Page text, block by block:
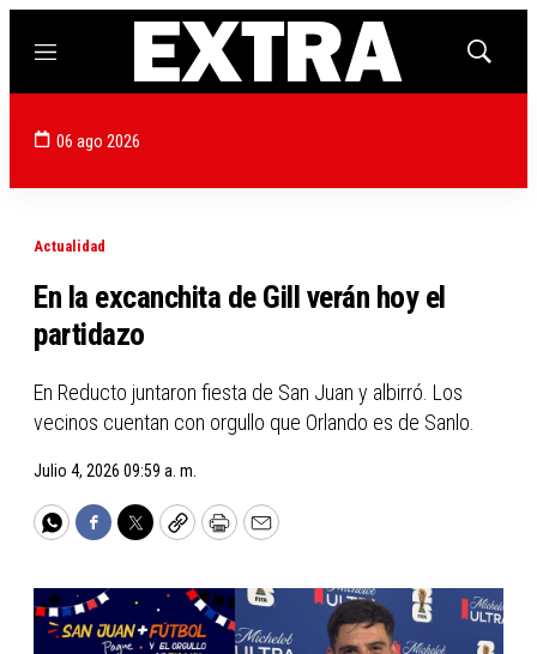
Menú
Mostrar
06 ago 2026
Actualidad
En la excanchita de Gill verán hoy el
partidazo
En Reducto juntaron fiesta de San Juan y albirró. Los
vecinos cuentan con orgullo que Orlando es de Sanlo.
Julio 4, 2026 09:59 a. m.
WhatsApp
Facebook
TwitterCopyPrintEmail